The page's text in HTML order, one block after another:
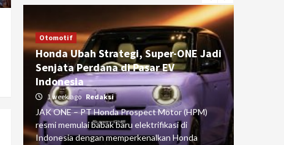
Otomotif
Honda Ubah Strategi, Super-ONE Jadi
Senjata Perdana di Pasar EV
Indonesia
1 week ago Redaksi
JAK ONE – PT Honda Prospect Motor (HPM)
resmi memulai babak baru elektrifikasi di
Indonesia dengan memperkenalkan Honda